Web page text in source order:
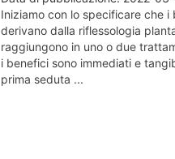
Iniziamo con lo specificare che i
derivano dalla riflessologia
raggiungono in uno o due
i benefici sono immediati e
prima seduta ...